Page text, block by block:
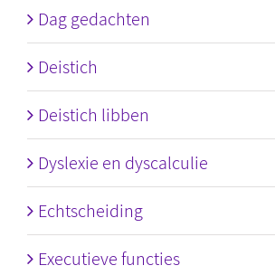
Dag gedachten
Deistich
Deistich libben
Dyslexie en dyscalculie
Echtscheiding
Executieve functies